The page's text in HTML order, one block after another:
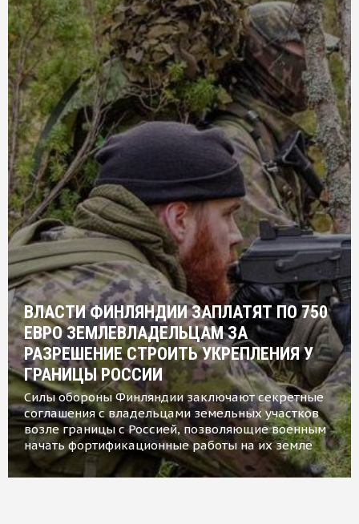
ВЛАСТИ ФИНЛЯНДИИ ЗАПЛАТЯТ ПО 750
ЕВРО ЗЕМЛЕВЛАДЕЛЬЦАМ ЗА
РАЗРЕШЕНИЕ СТРОИТЬ УКРЕПЛЕНИЯ У
ГРАНИЦЫ РОССИИ
Силы обороны Финляндии заключают секретные
соглашения с владельцами земельных участков
возле границы с Россией, позволяющие военным
начать фортификационные работы на их земле